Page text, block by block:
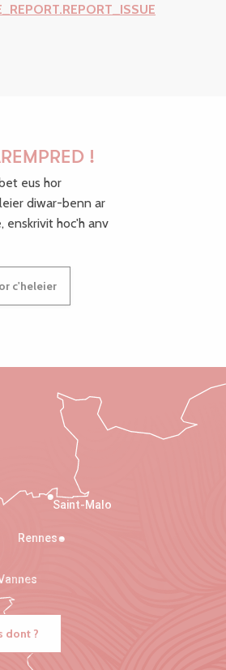
!
eus hor
diwar-benn ar
enskrivit hoc'h anv
c'heleier
Saint-Malo
Rennes
dont ?